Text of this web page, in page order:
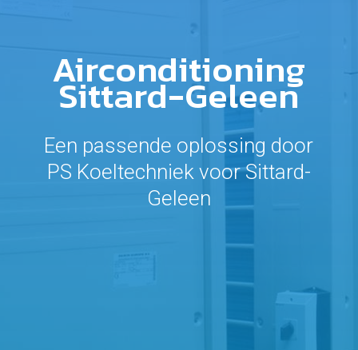
Airconditioning
Sittard-Geleen
Een passende oplossing door
PS Koeltechniek voor Sittard-
Geleen